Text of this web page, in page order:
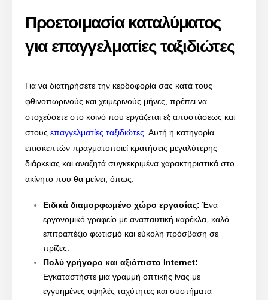
Προετοιμασία καταλύματος
για επαγγελματίες ταξιδιώτες
Για να διατηρήσετε την κερδοφορία σας κατά τους
φθινοπωρινούς και χειμερινούς μήνες, πρέπει να
στοχεύσετε στο κοινό που εργάζεται εξ αποστάσεως και
στουςεπαγγελματίες ταξιδιώτες . Αυτή η κατηγορία
επισκεπτών πραγματοποιεί κρατήσεις μεγαλύτερης
διάρκειας και αναζητά συγκεκριμένα χαρακτηριστικά στο
ακίνητο που θα μείνει, όπως:
Ειδικά διαμορφωμένο χώρο εργασίας: Ένα
εργονομικό γραφείο με αναπαυτική καρέκλα, καλό
επιτραπέζιο φωτισμό και εύκολη πρόσβαση σε
πρίζες.
Πολύ γρήγορο και αξιόπιστο Internet:
Εγκαταστήστε μια γραμμή οπτικής ίνας με
εγγυημένες υψηλές ταχύτητες και συστήματα